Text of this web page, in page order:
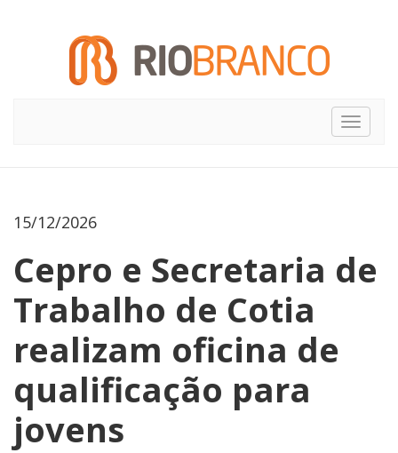
Toggle
15/12/2026
Cepro e Secretaria de
Trabalho de Cotia
realizam oficina de
qualificação para
jovens